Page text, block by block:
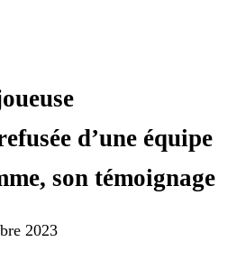
d’une équipe
son témoignage
2023